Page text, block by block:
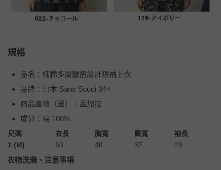
規格
品名：純棉多層皺摺設計短袖上衣
品牌：日本 Sans Souci 34+
商品產地（國）：孟加拉
成分：棉 100%
尺碼 衣長 胸寬 肩寬
袖長
1 (M)
60 48 37 23
衣物洗滌、注意事項